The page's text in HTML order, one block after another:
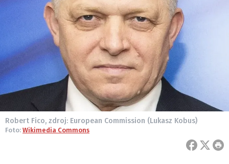
Robert Fico, zdroj: European Commission (Lukasz Kobus)
Foto: Wikimedia Commons